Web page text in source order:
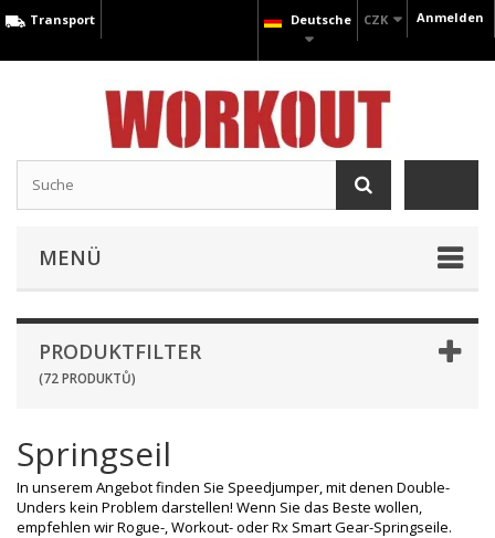
Anmelden
CZK
Deutsche
Transport
MENÜ
PRODUKTFILTER
(72 PRODUKTŮ)
Springseil
In unserem Angebot finden Sie Speedjumper, mit denen Double-
Unders kein Problem darstellen! Wenn Sie das Beste wollen,
empfehlen wir Rogue-, Workout- oder Rx Smart Gear-Springseile.